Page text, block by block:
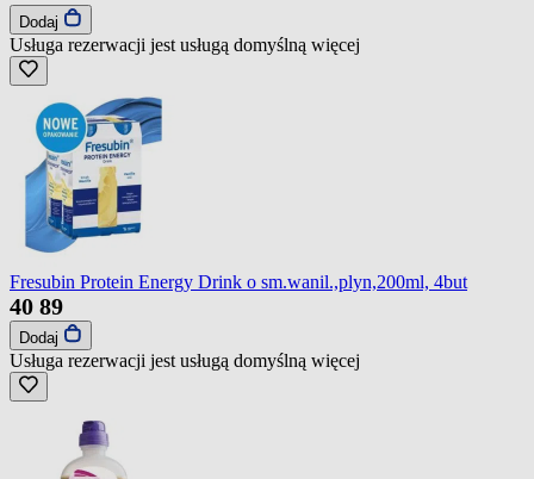
Dodaj
Usługa rezerwacji jest usługą domyślną więcej
Fresubin Protein Energy Drink o sm.wanil.,plyn,200ml, 4but
40 89
Dodaj
Usługa rezerwacji jest usługą domyślną więcej